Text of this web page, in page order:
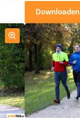
Downloaden